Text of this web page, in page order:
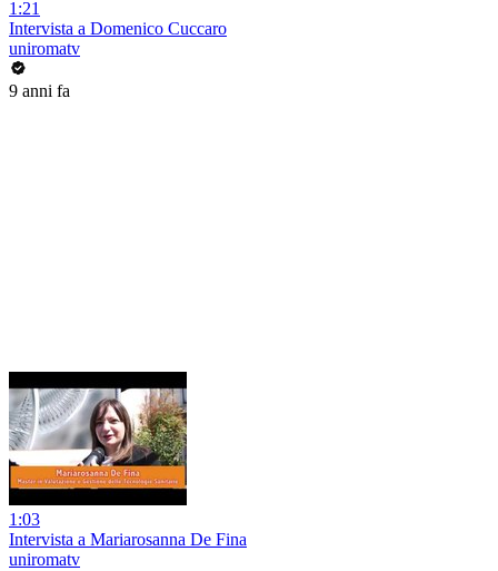
1:21
Intervista a Domenico Cuccaro
uniromatv
9 anni fa
1:03
Intervista a Mariarosanna De Fina
uniromatv